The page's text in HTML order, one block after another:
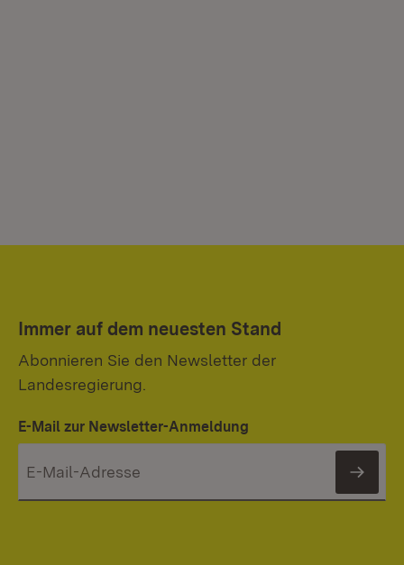
Immer auf dem neuesten Stand
Abonnieren Sie den Newsletter der
Landesregierung.
E-Mail zur Newsletter-Anmeldung